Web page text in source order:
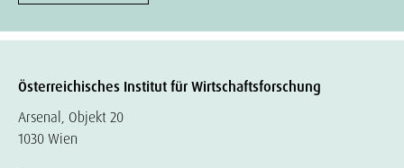
Österreichisches Institut für Wirtschaftsforschung
Arsenal, Objekt 20
1030 Wien